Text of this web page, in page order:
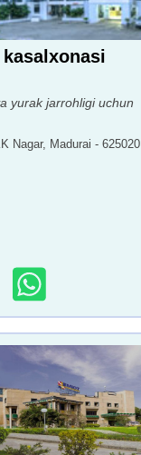
yurak jarrohligi uchun
Nagar, Madurai - 625020